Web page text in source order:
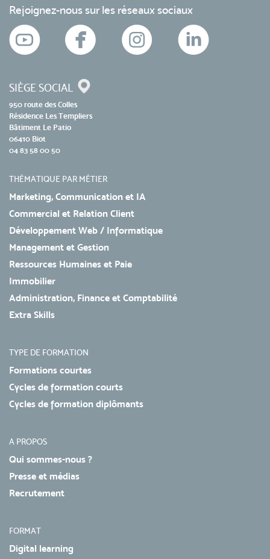
Rejoignez-nous sur les réseaux sociaux
SIÈGE SOCIAL
950 route des Colles
Résidence Les Templiers
Bâtiment Le Patio
06410 Biot
04 83 58 00 50
THÉMATIQUE PAR MÉTIER
Marketing, Communication et IA
Commercial et Relation Client
Développement Web / Informatique
Management et Gestion
Ressources Humaines et Paie
Immobilier
Administration, Finance et Comptabilité
Extra Skills
TYPE DE FORMATION
Formations courtes
Cycles de formation courts
Cycles de formation diplômants
A PROPOS
Qui sommes-nous ?
Presse et médias
Recrutement
FORMAT
Digital learning